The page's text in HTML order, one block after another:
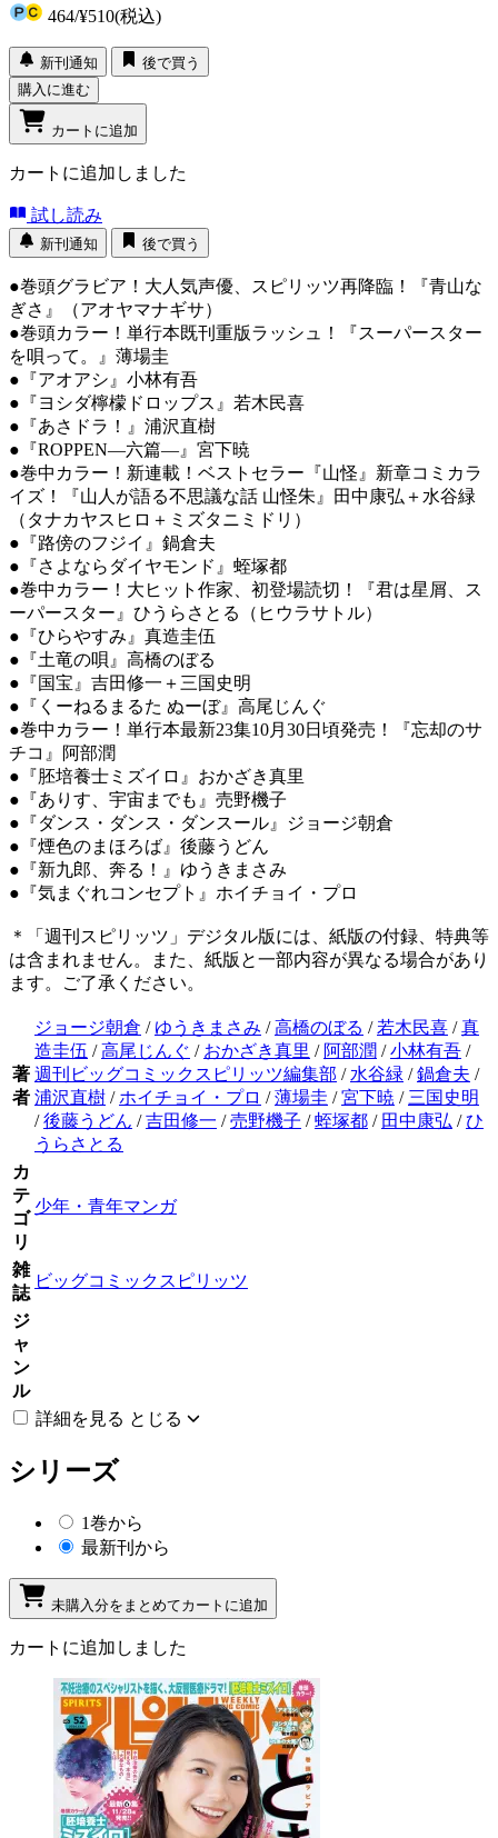
464/¥510(税込)
新刊通知
後で買う
購入に進む
カートに追加
カートに追加しました
試し読み
新刊通知 後で買う
●巻頭グラビア！大人気声優、スピリッツ再降臨！『青山な
ぎさ』（アオヤマナギサ）
●巻頭カラー！単行本既刊重版ラッシュ！『スーパースター
を唄って。』薄場圭
●『アオアシ』小林有吾
●『ヨシダ檸檬ドロップス』若木民喜
●『あさドラ！』浦沢直樹
●『ROPPEN―六篇―』宮下暁
●巻中カラー！新連載！ベストセラー『山怪』新章コミカラ
イズ！『山人が語る不思議な話 山怪朱』田中康弘＋水谷緑
（タナカヤスヒロ＋ミズタニミドリ）
●『路傍のフジイ』鍋倉夫
●『さよならダイヤモンド』蛭塚都
●巻中カラー！大ヒット作家、初登場読切！『君は星屑、ス
ーパースター』ひうらさとる（ヒウラサトル）
●『ひらやすみ』真造圭伍
●『土竜の唄』高橋のぼる
●『国宝』吉田修一＋三国史明
●『くーねるまるた ぬーぼ』高尾じんぐ
●巻中カラー！単行本最新23集10月30日頃発売！『忘却のサ
チコ』阿部潤
●『胚培養士ミズイロ』おかざき真里
●『ありす、宇宙までも』売野機子
●『ダンス・ダンス・ダンスール』ジョージ朝倉
●『煙色のまほろば』後藤うどん
●『新九郎、奔る！』ゆうきまさみ
●『気まぐれコンセプト』ホイチョイ・プロ
＊「週刊スピリッツ」デジタル版には、紙版の付録、特典等
は含まれません。また、紙版と一部内容が異なる場合があり
ます。ご了承ください。
著
者
ジョージ朝倉 / ゆうきまさみ /高橋のぼる / 若木民喜 /真
造圭伍 /高尾じんぐ / おかざき真里 / 阿部潤 /小林有吾 /
週刊ビッグコミックスピリッツ編集部 / 水谷緑 /鍋倉夫 /
浦沢直樹 / ホイチョイ・プロ /薄場圭 /宮下暁 / 三国史明
/後藤うどん /吉田修一 /売野機子 /蛭塚都 / 田中康弘 /ひ
うらさとる
カ
テ
ゴ
リ
少年・青年マンガ
雑
誌
ビッグコミックスピリッツ
ジ
ャ
ン
ル
詳細を見る とじる
シリーズ
1巻から
最新刊から
未購入分をまとめてカートに追加
カートに追加しました